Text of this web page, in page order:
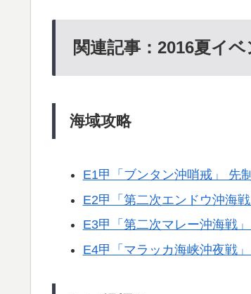
関連記事：2016夏イ
海域攻略
E1甲「ブンタン沖哨戒」 先
E2甲「第二次エンドウ沖海
E3甲「第二次マレー沖海戦
E4甲「マラッカ海峡沖夜戦